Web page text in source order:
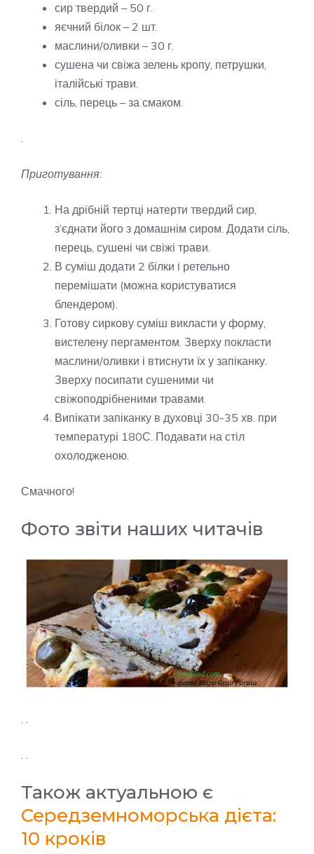
сир твердий – 50 г.
яєчний білок – 2 шт.
маслини/оливки – 30 г.
сушена чи свіжа зелень кропу, петрушки,
італійські трави.
сіль, перець – за смаком.
.
Приготування:
На дрібній тертці натерти твердий сир,
з’єднати його з домашнім сиром. Додати сіль,
перець, сушені чи свіжі трави.
В суміш додати 2 білки і ретельно
перемішати (можна користуватися
блендером).
Готову сиркову суміш викласти у форму,
вистелену пергаментом. Зверху покласти
маслини/оливки і втиснути їх у запіканку.
Зверху посипати сушеними чи
свіжоподрібненими травами.
Випікати запіканку в духовці 30-35 хв. при
температурі 180С. Подавати на стіл
охолодженою.
Смачного!
Фото звіти наших читачів
. .
. .
Також актуальною є
Середземноморська дієта:
10 кроків